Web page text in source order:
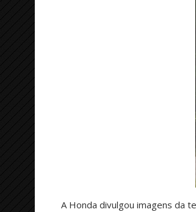
A Honda divulgou imagens da